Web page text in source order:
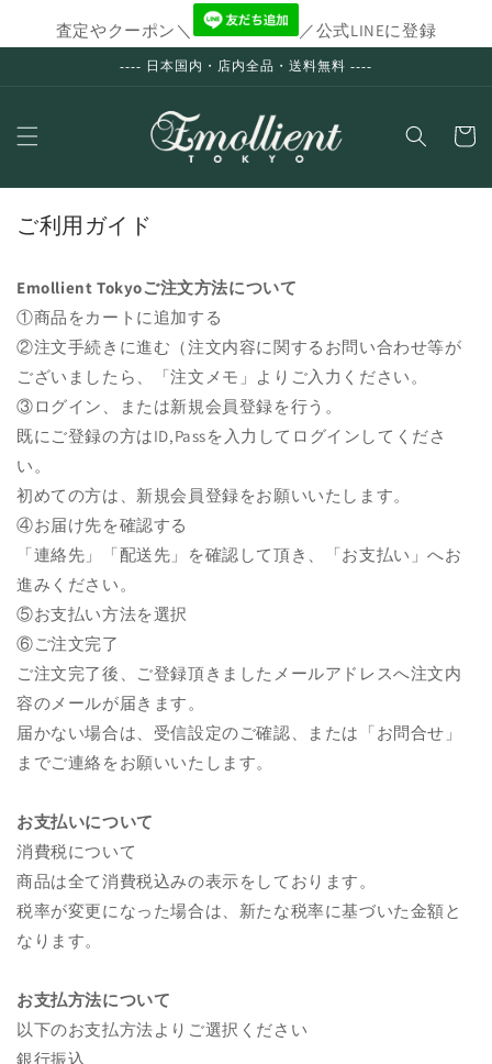
ンツに
進む
査定やクーポン＼ ／公式LINEに登録
---- 日本国内・店内全品・送料無料 ----
ー
ご利用ガイド
Emollient Tokyoご注文方法について
①商品をカートに追加する
②注文手続きに進む（注文内容に関するお問い合わせ等が
ございましたら、「注文メモ」よりご入力ください。
③ログイン、または新規会員登録を行う。
既にご登録の方はID,Passを入力してログインしてくださ
い。
初めての方は、新規会員登録をお願いいたします。
④お届け先を確認する
「連絡先」「配送先」を確認して頂き、「お支払い」へお
進みください。
⑤お支払い方法を選択
⑥ご注文完了
ご注文完了後、ご登録頂きましたメールアドレスへ注文内
容のメールが届きます。
届かない場合は、受信設定のご確認、または「お問合せ」
までご連絡をお願いいたします。
お支払いについて
消費税について
商品は全て消費税込みの表示をしております。
税率が変更になった場合は、新たな税率に基づいた金額と
なります。
お支払方法について
以下のお支払方法よりご選択ください
銀行振込